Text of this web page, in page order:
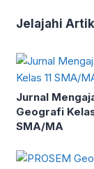
Jelajahi
Jurnal
Geografi Kelas
SMA/MA